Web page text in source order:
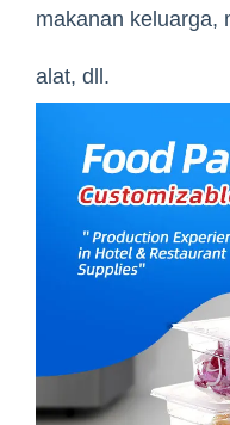
makanan keluarga,
alat, dll.